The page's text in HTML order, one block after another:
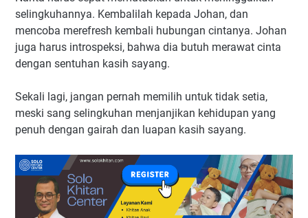
selingkuhannya. Kembalilah kepada Johan, dan
mencoba merefresh kembali hubungan cintanya. Johan
juga harus introspeksi, bahwa dia butuh merawat cinta
dengan sentuhan kasih sayang.
Sekali lagi, jangan pernah memilih untuk tidak setia,
meski sang selingkuhan menjanjikan kehidupan yang
penuh dengan gairah dan luapan kasih sayang.